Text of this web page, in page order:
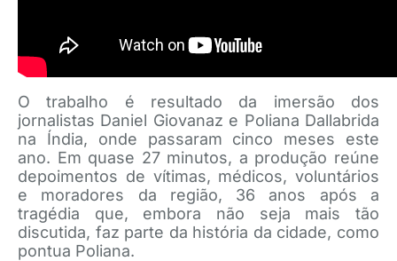
O trabalho é resultado da imersão dos
jornalistas Daniel Giovanaz e Poliana Dallabrida
na Índia, onde passaram cinco meses este
ano. Em quase 27 minutos, a produção reúne
depoimentos de vítimas, médicos, voluntários
e moradores da região, 36 anos após a
tragédia que, embora não seja mais tão
discutida, faz parte da história da cidade, como
pontua Poliana.